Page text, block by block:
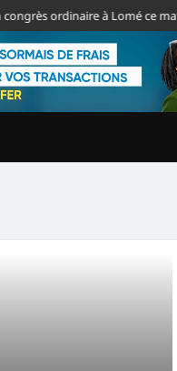
ordinaire à Lomé ce matin